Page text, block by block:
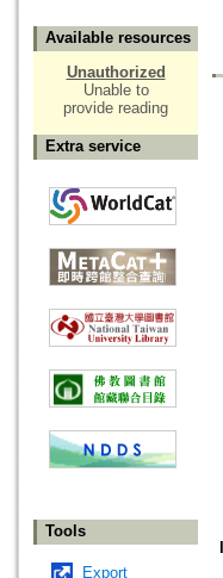
Available resources
Unauthorized
Unable to
provide reading
Extra service
Tools
Export